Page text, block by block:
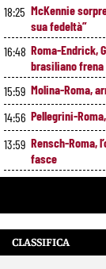
18:25 McKennie
sua fedeltà”
16:48 Roma-Endrick,
brasiliano frena
15:59 Molina-Roma,
14:56 Pellegrini-
13:59 Rensch-Roma,
fasce
Kumbulla
11:49
10:41 Rowe chiude
CLASSIFICA